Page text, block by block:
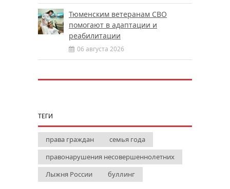
Тюменским ветеранам СВО
помогают в адаптации и
реабилитации
06 августа 2026
ТЕГИ
права граждан
семья года
правонарушения несовершеннолетних
Лыжня России
буллинг